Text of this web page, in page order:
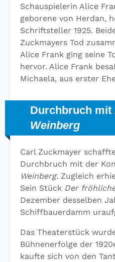
Schauspielerin Alice
geborene von Herdan,
Schriftsteller 1925.
Zuckmayers Tod
Alice Frank ging seine
hervor. Alice Frank
Michaela, aus erster
Durchbruch mit
Weinberg
Carl Zuckmayer
Durchbruch mit der
Weinberg. Zugleich
Sein Stück Der
Dezember desselben
Schiffbauerdamm
Das Theaterstück
Bühnenerfolge der
kaufte sich von den